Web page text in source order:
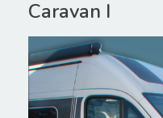
Caravan I